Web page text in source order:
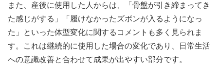
また、産後に使用した人からは、「骨盤が引き締まってき
た感じがする」「履けなかったズボンが入るようになっ
た」といった体型変化に関するコメントも多く見られま
す。これは継続的に使用した場合の変化であり、日常生活
への意識改善と合わせて成果が出やすい部分です。